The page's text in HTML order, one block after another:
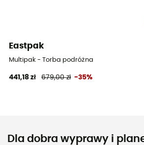
Eastpak
Multipak - Torba podróżna
441,18 zł 679,00 zł -35%
Dla dobra wyprawy i